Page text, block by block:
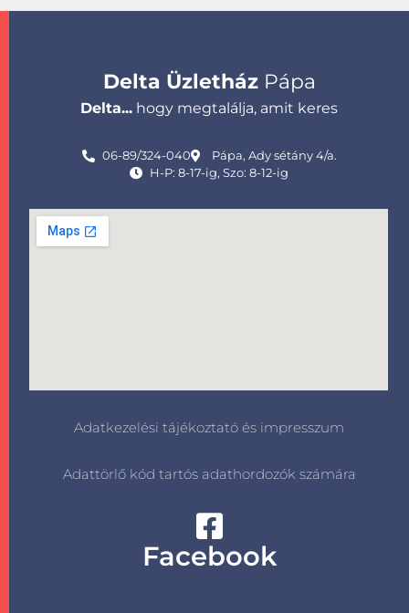
Delta ÜzletházPápa
Delta... hogy megtalálja, amit keres
06-89/324-040
Pápa, Ady sétány 4/a.
H-P: 8-17-ig, Szo: 8-12-ig
Adatkezelési tájékoztató és impresszum
Adattörlő kód tartós adathordozók számára
Facebook